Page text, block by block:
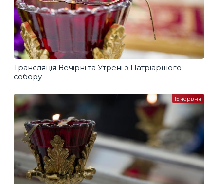
Трансляція Вечірні та Утрені з Патріаршого
собору
15 червня